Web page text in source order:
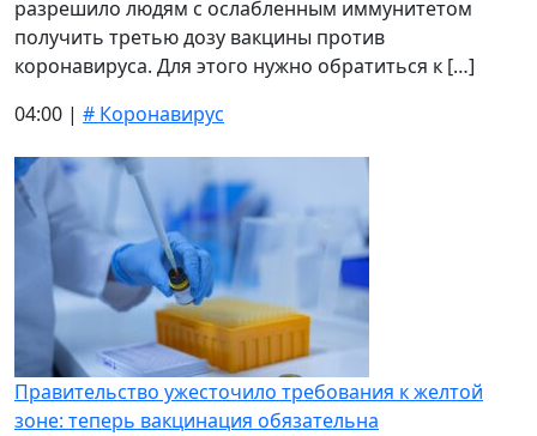
разрешило людям с ослабленным иммунитетом
получить третью дозу вакцины против
коронавируса. Для этого нужно обратиться к […]
04:00 | # Коронавирус
Правительство ужесточило требования к желтой
зоне: теперь вакцинация обязательна